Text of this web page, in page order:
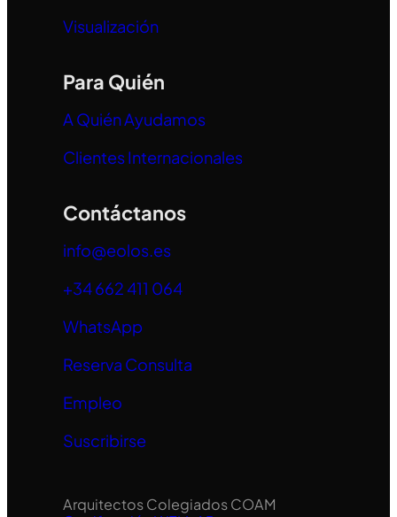
Visualización
Para Quién
A Quién Ayudamos
Clientes Internacionales
Contáctanos
info@eolos.es
+34 662 411 064
WhatsApp
Reserva Consulta
Empleo
Suscribirse
Arquitectos Colegiados COAM